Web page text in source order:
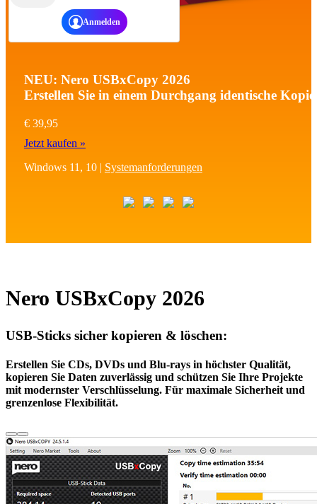
NEU: Nero USBxCopy 2026
Erstellen Sie in einem Durchgang identische
€ 39,95
Jetzt kaufen »
Windows 11, 10 | Systemanforderungen
Nero USBxCopy 2026
USB-Sticks sicher kopieren & löschen:
Erstellen Sie CDs, DVDs und Blu-rays in höchster Qualität,
kopieren Sie Daten zuverlässig und schützen Sie Ihre Projekte
mit modernster Verschlüsselung. Für maximale Sicherheit und
grenzenlose Flexibilität.